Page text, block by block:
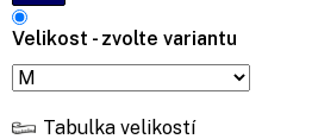
Velikost - zvolte variantu
Tabulka velikostí